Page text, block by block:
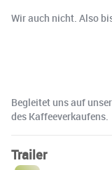
Wir auch nicht. Also
Begleitet uns auf
des Kaffeeverkaufens.
Trailer